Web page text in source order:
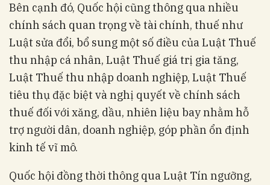
Bên cạnh đó, Quốc hội cũng thông qua nhiều
chính sách quan trọng về tài chính, thuế như
Luật sửa đổi, bổ sung một số điều của Luật Thuế
thu nhập cá nhân, Luật Thuế giá trị gia tăng,
Luật Thuế thu nhập doanh nghiệp, Luật Thuế
tiêu thụ đặc biệt và nghị quyết về chính sách
thuế đối với xăng, dầu, nhiên liệu bay nhằm hỗ
trợ người dân, doanh nghiệp, góp phần ổn định
kinh tế vĩ mô.
Quốc hội đồng thời thông qua Luật Tín ngưỡng,